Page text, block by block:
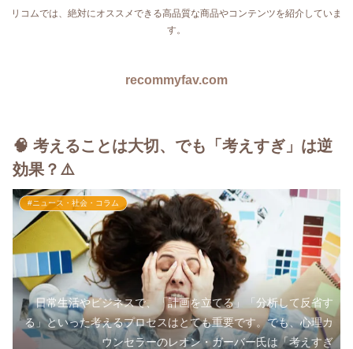
リコムでは、絶対にオススメできる高品質な商品やコンテンツを紹介していま
す。
recommyfav.com
🧠 考えることは大切、でも「考えすぎ」は逆
効果？⚠️
#ニュース・社会・コラム
日常生活やビジネスで、「計画を立てる」「分析して反省す
る」といった考えるプロセスはとても重要です。でも、心理カ
ウンセラーのレオン・ガーバー氏は「考えすぎ